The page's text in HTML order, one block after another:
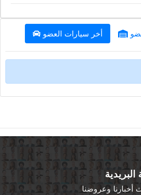
أخر سيارات العضو
أخبارنا وعروضنا